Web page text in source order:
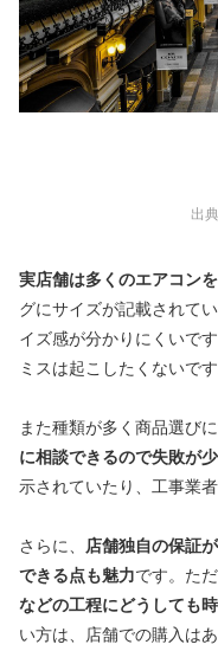
出
実店舗は多くのエアコン
グにサイズが記載されて
イズ感が分かりにくいで
ミスは起こしたくないです
また種類が多く商品選び
に相談できるので失敗が
示されていたり、工事業
さらに、
店舗独自の保証
できる点も魅力です。た
などの工程にどうしても
い方は、店舗での購入は